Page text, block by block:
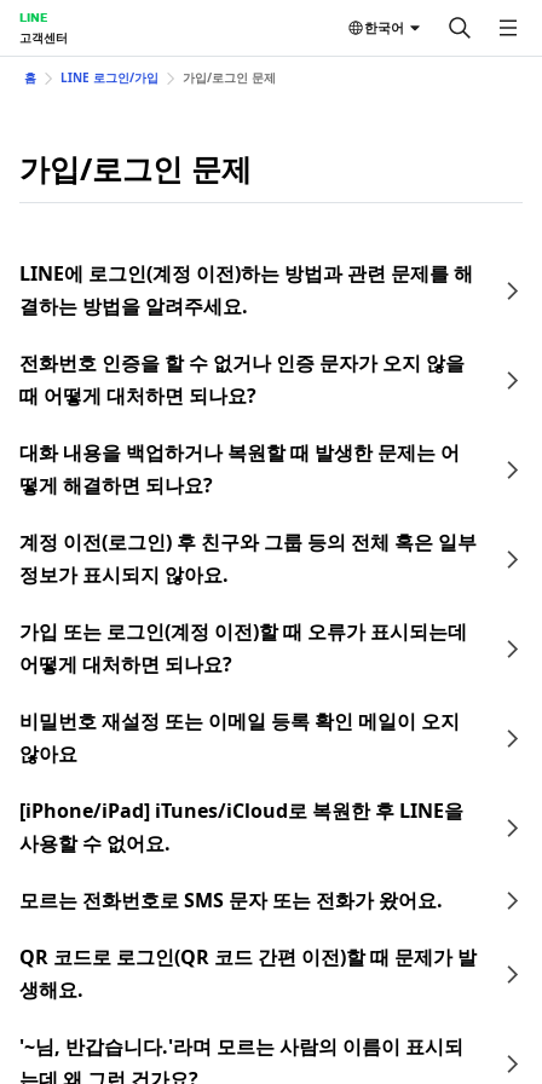
LINE
고객센터
한국어
홈 LINE 로그인/가입 가입/로그인 문제
가입/로그인 문제
LINE에 로그인(계정 이전)하는 방법과 관련 문제를 해
결하는 방법을 알려주세요.
전화번호 인증을 할 수 없거나 인증 문자가 오지 않을
때 어떻게 대처하면 되나요?
대화 내용을 백업하거나 복원할 때 발생한 문제는 어
떻게 해결하면 되나요?
계정 이전(로그인) 후 친구와 그룹 등의 전체 혹은 일부
정보가 표시되지 않아요.
가입 또는 로그인(계정 이전)할 때 오류가 표시되는데
어떻게 대처하면 되나요?
비밀번호 재설정 또는 이메일 등록 확인 메일이 오지
않아요
[iPhone/iPad] iTunes/iCloud로 복원한 후 LINE을
사용할 수 없어요.
모르는 전화번호로 SMS 문자 또는 전화가 왔어요.
QR 코드로 로그인(QR 코드 간편 이전)할 때 문제가 발
생해요.
'~님, 반갑습니다.'라며 모르는 사람의 이름이 표시되